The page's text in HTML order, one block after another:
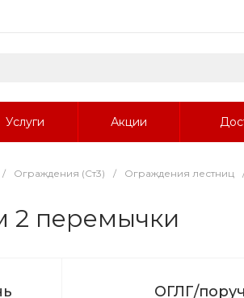
Услуги Акции
/ Ограждения (Ст3) / Ограждения лестниц
2 перемычки
ОГЛГ/